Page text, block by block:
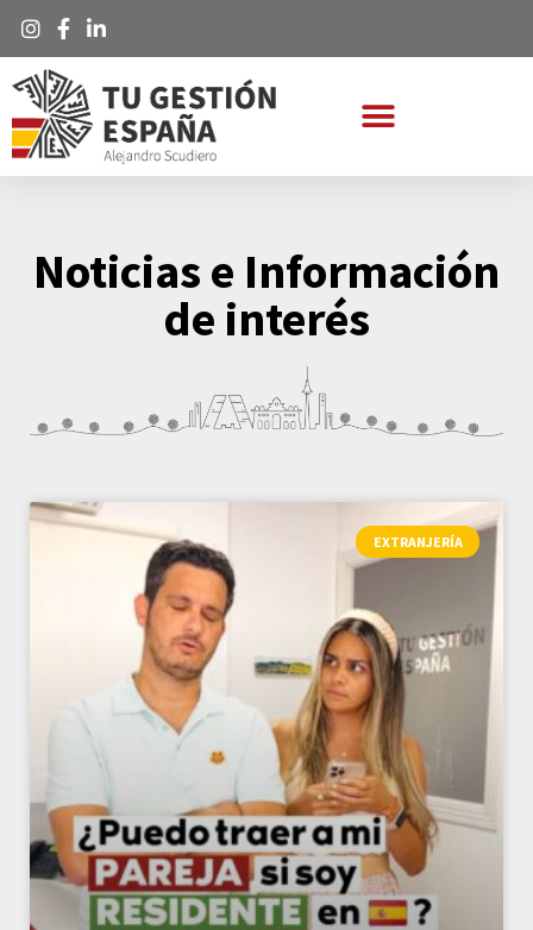
Noticias e Información
de interés
EXTRANJERÍA